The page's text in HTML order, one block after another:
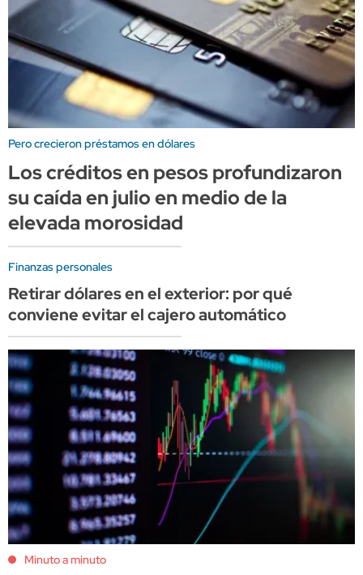
Pero crecieron préstamos en dólares
Los créditos en pesos profundizaron
su caída en julio en medio de la
elevada morosidad
Finanzas personales
Retirar dólares en el exterior: por qué
conviene evitar el cajero automático
Minuto a minuto